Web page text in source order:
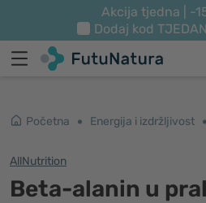
Akcija tjedna | -
Dodaj kod
Početna Energija i izdržljivost
AllNutrition
Beta-alanin u